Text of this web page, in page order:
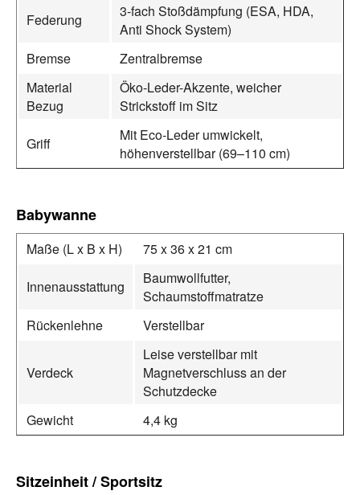
Federung
3-fach Stoßdämpfung (ESA, HDA,
Anti Shock System)
Bremse
Zentralbremse
Material
Bezug
Öko-Leder-Akzente, weicher
Strickstoff im Sitz
Griff
Mit Eco-Leder umwickelt,
höhenverstellbar (69–110 cm)
Babywanne
Maße (L x B x H) 75 x 36 x 21 cm
Innenausstattung
Baumwollfutter,
Schaumstoffmatratze
Rückenlehne
Verstellbar
Verdeck
Leise verstellbar mit
Magnetverschluss an der
Schutzdecke
Gewicht
4,4 kg
Sitzeinheit / Sportsitz